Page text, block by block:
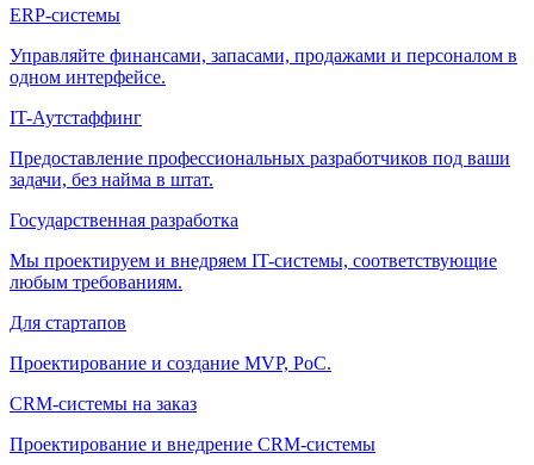
ERP-системы
Управляйте финансами, запасами, продажами и персоналом в
одном интерфейсе.
IT-Аутстаффинг
Предоставление профессиональных разработчиков под ваши
задачи, без найма в штат.
Государственная разработка
Мы проектируем и внедряем IT-системы, соответствующие
любым требованиям.
Для стартапов
Проектирование и создание MVP, PoC.
CRM-системы на заказ
Проектирование и внедрение CRM-системы